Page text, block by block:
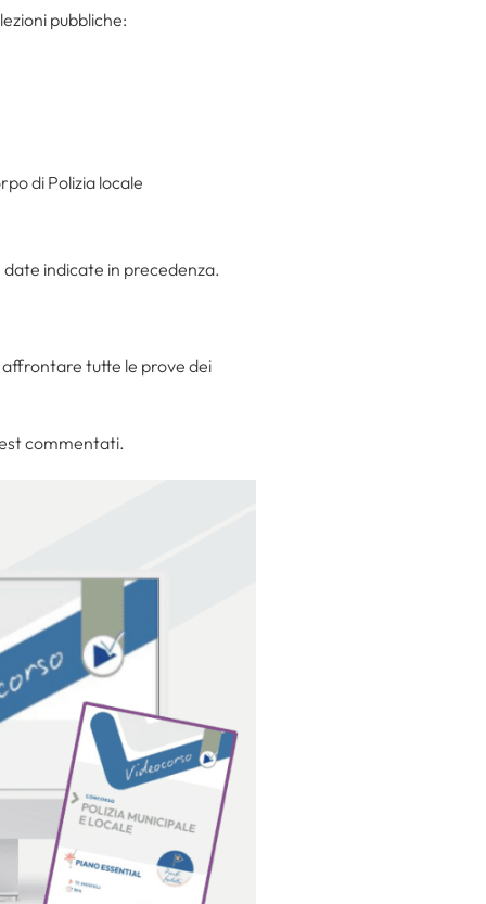
pubbliche:
di Polizia locale
indicate in precedenza.
affrontare tutte le prove dei
commentati.